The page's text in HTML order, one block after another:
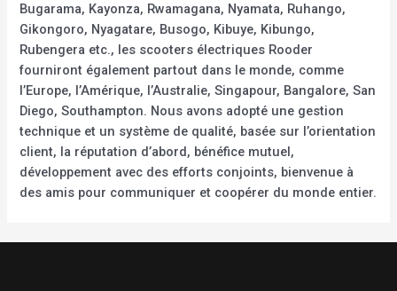
Bugarama, Kayonza, Rwamagana, Nyamata, Ruhango,
Gikongoro, Nyagatare, Busogo, Kibuye, Kibungo,
Rubengera etc., les scooters électriques Rooder
fourniront également partout dans le monde, comme
l’Europe, l’Amérique, l’Australie, Singapour, Bangalore, San
Diego, Southampton. Nous avons adopté une gestion
technique et un système de qualité, basée sur l’orientation
client, la réputation d’abord, bénéfice mutuel,
développement avec des efforts conjoints, bienvenue à
des amis pour communiquer et coopérer du monde entier.